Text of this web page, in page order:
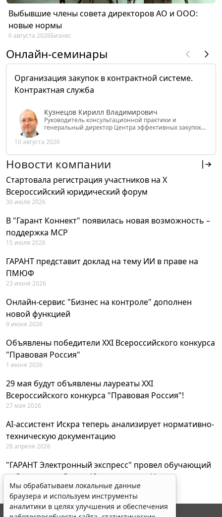
Выбывшие члены совета директоров АО и ООО:
новые нормы
6 августа 2026Бизнес
Онлайн-семинары
Организация закупок в контрактной системе.
Контрактная служба
Кузнецов Кирилл Владимирович
Руководитель консультационной практики и
генеральный директор Центра эффективных закупок
РФ
10 августа 2026
Новости компании
Стартовала регистрация участников на X
Всероссийский юридический форум
30 июля 2026
В "Гарант Коннект" появилась новая возможность –
поддержка MCP
15 июля 2026
ГАРАНТ представит доклад на тему ИИ в праве на
ПМЮФ
23 июня 2026
Онлайн-сервис "Бизнес на контроле" дополнен
новой функцией
9 июня 2026
Объявлены победители XXI Всероссийского конкурса
"Правовая Россия"
1 июня 2026
29 мая будут объявлены лауреаты XXI
Всероссийского конкурса "Правовая Россия"!
27 мая 2026
AI-ассистент Искра теперь анализирует нормативно-
техническую документацию
28 апреля 2026
"ГАРАНТ Электронный экспресс" провел обучающий
вебинар по работе с AI-ассистентом Искра
23 апреля 2026
Мы обрабатываем локальные данные
браузера и используем инструменты
аналитики в целях улучшения и обеспечения